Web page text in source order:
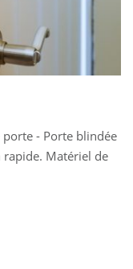
porte - Porte blindée
Matériel de